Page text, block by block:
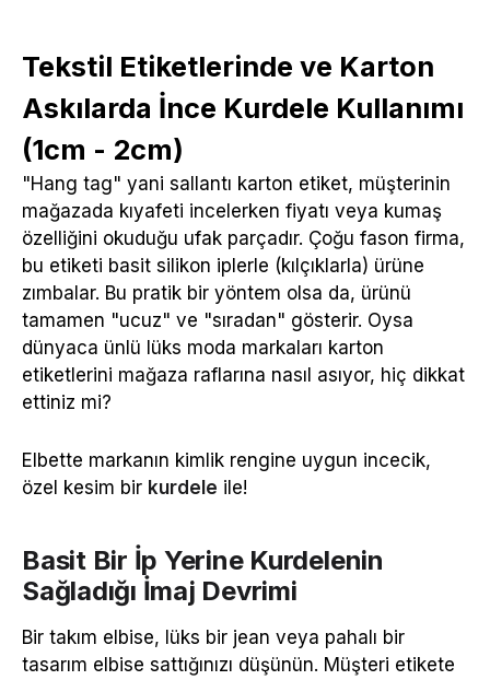
Tekstil Etiketlerinde ve Karton
Askılarda İnce Kurdele Kullanımı
(1cm - 2cm)
"Hang tag" yani sallantı karton etiket, müşterinin
mağazada kıyafeti incelerken fiyatı veya kumaş
özelliğini okuduğu ufak parçadır. Çoğu fason firma,
bu etiketi basit silikon iplerle (kılçıklarla) ürüne
zımbalar. Bu pratik bir yöntem olsa da, ürünü
tamamen "ucuz" ve "sıradan" gösterir. Oysa
dünyaca ünlü lüks moda markaları karton
etiketlerini mağaza raflarına nasıl asıyor, hiç dikkat
ettiniz mi?
Elbette markanın kimlik rengine uygun incecik,
özel kesim bir kurdele ile!
Basit Bir İp Yerine Kurdelenin
Sağladığı İmaj Devrimi
Bir takım elbise, lüks bir jean veya pahalı bir
tasarım elbise sattığınızı düşünün. Müşteri etikete